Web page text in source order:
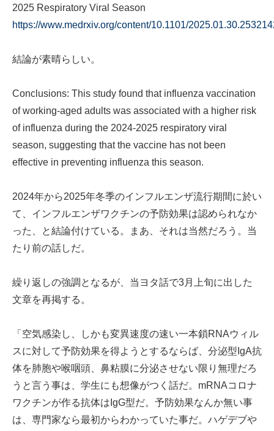
2025 Respiratory Viral Season
https://www.medrxiv.org/content/10.1101/
結論が素晴らしい。
Conclusions: This study found that influenza vaccination
of working-aged adults was associated with a higher risk
of influenza during the 2024-2025 respiratory viral
season, suggesting that the vaccine has not been
effective in preventing influenza this season.
2024年から2025年冬季のインフルエンザ流行期間に於い
て、インフルエンザワクチンの予防効果は認められなか
った、と結論付けている。まあ、それは当然だろう。当
たり前の話しだ。
繰り返しの強調となるが、当ヨタ話で3月上旬に出した
文章を再掲する。
「空気感染し、しかも変異速度の速い一本鎖RNAウィル
スに対して予防効果を得ようとするならば、分泌型IgA抗
体を肺胞や喉咽頭、鼻粘膜に分泌させない限り無理だろ
うと言う事は、学生にも想像がつく話だ。mRNAコロナ
ワクチンが作る抗体はIgG型だ。予防効果なんか無い事
は、専門家なら最初からわかっていた事だ。ハゲデブや